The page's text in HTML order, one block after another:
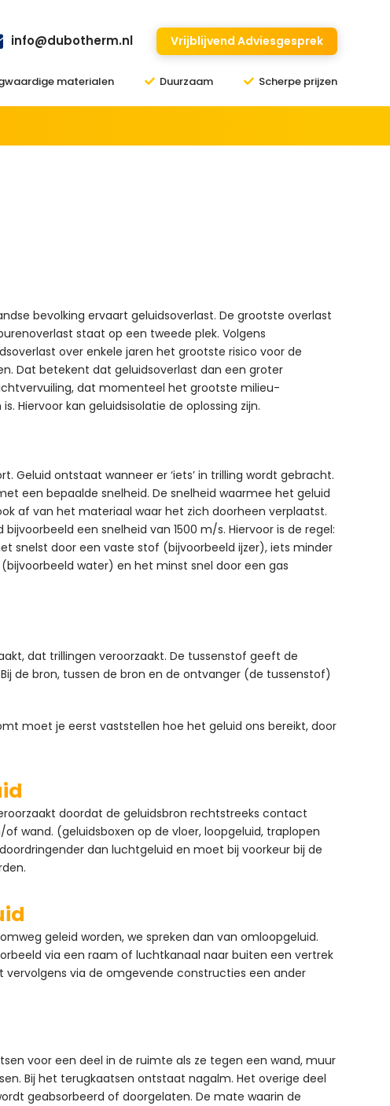
info@dubotherm.nl Vrijblijvend Adviesgesprek
materialen Duurzaam Scherpe prijzen
bevolking ervaart geluidsoverlast. De grootste overlast
staat op een tweede plek. Volgens
over enkele jaren het grootste risico voor de
Dat betekent dat geluidsoverlast dan een groter
dat momenteel het grootste milieu-
Hiervoor kan geluidsisolatie de oplossing zijn.
Geluid ontstaat wanneer er ‘iets’ in trilling wordt gebracht.
een bepaalde snelheid. De snelheid waarmee het geluid
af van het materiaal waar het zich doorheen verplaatst.
een snelheid van 1500 m/s. Hiervoor is de regel:
snelst door een vaste stof (bijvoorbeeld ijzer), iets minder
water) en het minst snel door een gas
dat trillingen veroorzaakt. De tussenstof geeft de
de bron, tussen de bron en de ontvanger (de tussenstof)
moet je eerst vaststellen hoe het geluid ons bereikt, door
doordat de geluidsbron rechtstreeks contact
wand. (geluidsboxen op de vloer, loopgeluid, traplopen
dan luchtgeluid en moet bij voorkeur bij de
geleid worden, we spreken dan van omloopgeluid.
via een raam of luchtkanaal naar buiten een vertrek
vervolgens via de omgevende constructies een ander
voor een deel in de ruimte als ze tegen een wand, muur
Bij het terugkaatsen ontstaat nagalm. Het overige deel
geabsorbeerd of doorgelaten. De mate waarin de